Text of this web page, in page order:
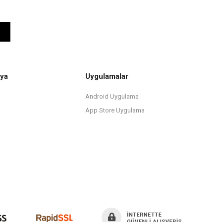
Uygulamalar
Android Uygulama
App Store Uygulama